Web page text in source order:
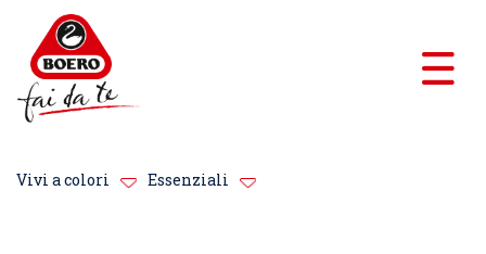
Vivi a colori Essenziali